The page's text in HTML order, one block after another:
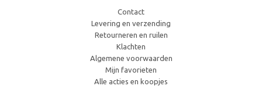
Contact
Levering en verzending
Retourneren en ruilen
Klachten
Algemene voorwaarden
Mijn favorieten
Alle acties en koopjes